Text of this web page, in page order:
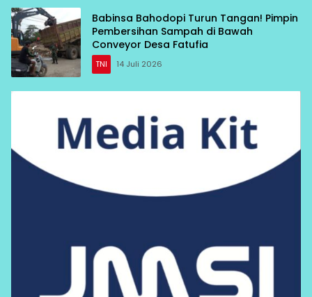
Babinsa Bahodopi Turun Tangan! Pimpin
Pembersihan Sampah di Bawah
Conveyor Desa Fatufia
TNI 14 Juli 2026